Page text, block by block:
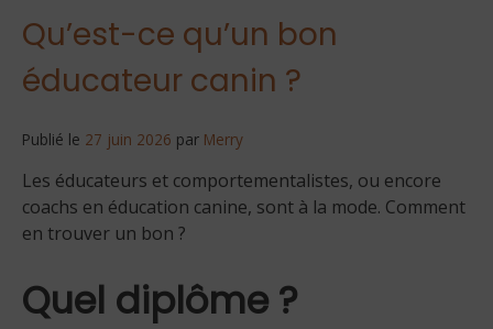
Qu’est-ce qu’un bon
éducateur canin ?
Publié le 27 juin 2026 par Merry
Les éducateurs et comportementalistes, ou encore
coachs en éducation canine, sont à la mode. Comment
en trouver un bon ?
Quel diplôme ?